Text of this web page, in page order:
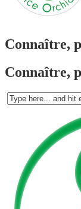
Connaître,
Connaître,